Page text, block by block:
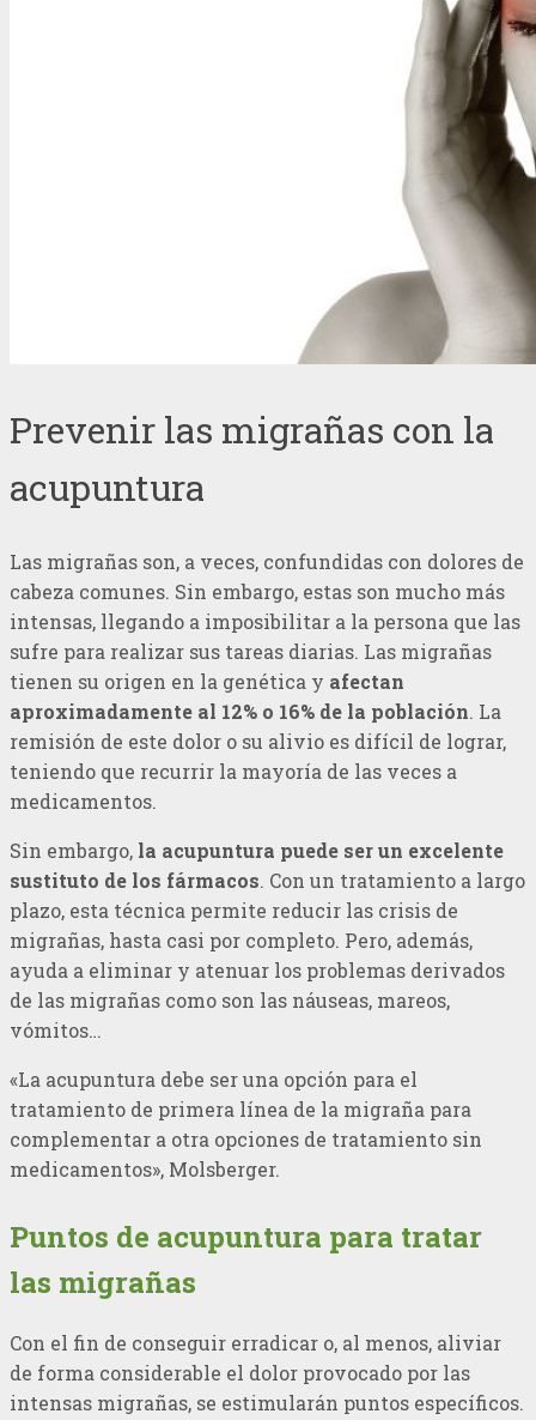
Prevenir las migrañas con la
acupuntura
Las migrañas son, a veces, confundidas con dolores de
cabeza comunes. Sin embargo, estas son mucho más
intensas, llegando a imposibilitar a la persona que las
sufre para realizar sus tareas diarias. Las migrañas
tienen su origen en la genética y afectan
aproximadamente al 12% o 16% de la población. La
remisión de este dolor o su alivio es difícil de lograr,
teniendo que recurrir la mayoría de las veces a
medicamentos.
Sin embargo, la acupuntura puede ser un excelente
sustituto de los fármacos. Con un tratamiento a largo
plazo, esta técnica permite reducir las crisis de
migrañas, hasta casi por completo. Pero, además,
ayuda a eliminar y atenuar los problemas derivados
de las migrañas como son las náuseas, mareos,
vómitos…
«La acupuntura debe ser una opción para el
tratamiento de primera línea de la migraña para
complementar a otra opciones de tratamiento sin
medicamentos», Molsberger.
Puntos de acupuntura para tratar
las migrañas
Con el fin de conseguir erradicar o, al menos, aliviar
de forma considerable el dolor provocado por las
intensas migrañas, se estimularán puntos específicos.